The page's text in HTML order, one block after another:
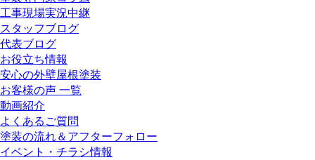
工事現場実況中継
スタッフブログ
代表ブログ
お役立ち情報
安心の外壁屋根塗装
お客様の声 一覧
動画紹介
よくあるご質問
塗装の流れ＆アフターフォロー
イベント・チラシ情報